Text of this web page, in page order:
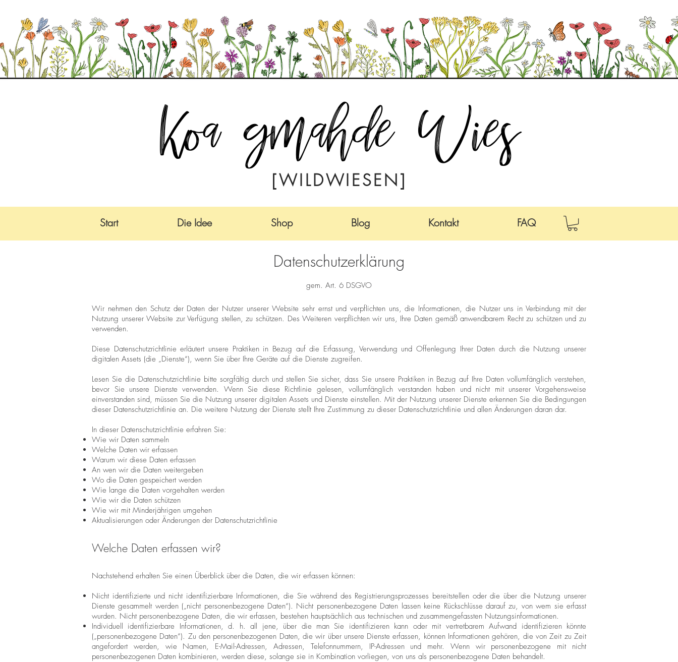
Datenschutzerklärung
gem. Art. 6 DSGVO
Wir nehmen den Schutz der Daten der Nutzer unserer Website sehr ernst und verpflichten uns, die Informationen, die Nutzer uns in Verbindung mit der
Nutzung unserer Website zur Verfügung stellen, zu schützen. Des Weiteren verpflichten wir uns, Ihre Daten gemäß anwendbarem Recht zu schützen und zu
verwenden.
Diese Datenschutzrichtlinie erläutert unsere Praktiken in Bezug auf die Erfassung, Verwendung und Offenlegung Ihrer Daten durch die Nutzung unserer
digitalen Assets (die „Dienste“), wenn Sie über Ihre Geräte auf die Dienste zugreifen.
Lesen Sie die Datenschutzrichtlinie bitte sorgfältig durch und stellen Sie sicher, dass Sie unsere Praktiken in Bezug auf Ihre Daten vollumfänglich verstehen,
bevor Sie unsere Dienste verwenden. Wenn Sie diese Richtlinie gelesen, vollumfänglich verstanden haben und nicht mit unserer Vorgehensweise
einverstanden sind, müssen Sie die Nutzung unserer digitalen Assets und Dienste einstellen. Mit der Nutzung unserer Dienste erkennen Sie die Bedingungen
dieser Datenschutzrichtlinie an. Die weitere Nutzung der Dienste stellt Ihre Zustimmung zu dieser Datenschutzrichtlinie und allen Änderungen daran dar.
In dieser Datenschutzrichtlinie erfahren Sie:
Wie wir Daten sammeln
Welche Daten wir erfassen
Warum wir diese Daten erfassen
An wen wir die Daten weitergeben
Wo die Daten gespeichert werden
Wie lange die Daten vorgehalten werden
Wie wir die Daten schützen
Wie wir mit Minderjährigen umgehen
Aktualisierungen oder Änderungen der Datenschutzrichtlinie
Welche Daten erfassen wir?
Nachstehend erhalten Sie einen Überblick über die Daten, die wir erfassen können:
Nicht identifizierte und nicht identifizierbare Informationen, die Sie während des Registrierungsprozesses bereitstellen oder die über die Nutzung unserer
Dienste gesammelt werden („nicht personenbezogene Daten“). Nicht personenbezogene Daten lassen keine Rückschlüsse darauf zu, von wem sie erfasst
wurden. Nicht personenbezogene Daten, die wir erfassen, bestehen hauptsächlich aus technischen und zusammengefassten Nutzungsinformationen.
Individuell identifizierbare Informationen, d. h. all jene, über die man Sie identifizieren kann oder mit vertretbarem Aufwand identifizieren könnte
(„personenbezogene Daten“). Zu den personenbezogenen Daten, die wir über unsere Dienste erfassen, können Informationen gehören, die von Zeit zu Zeit
angefordert werden, wie Namen, E-Mail-Adressen, Adressen, Telefonnummern, IP-Adressen und mehr. Wenn wir personenbezogene mit nicht
personenbezogenen Daten kombinieren, werden diese, solange sie in Kombination vorliegen, von uns als personenbezogene Daten behandelt.
Start Die Idee Shop Blog Kontakt FAQ
Koa gmahde Wies
[WILDWIESEN]